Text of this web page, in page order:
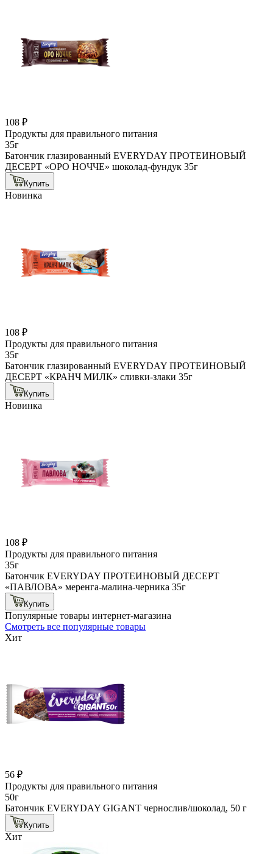
108 ₽
Продукты для правильного питания
35г
Батончик глазированный EVERYDAY ПРОТЕИНОВЫЙ
ДЕСЕРТ «ОРО НОЧЧЕ» шоколад-фундук 35г
Купить
Новинка
108 ₽
Продукты для правильного питания
35г
Батончик глазированный EVERYDAY ПРОТЕИНОВЫЙ
ДЕСЕРТ «КРАНЧ МИЛК» сливки-злаки 35г
Купить
Новинка
108 ₽
Продукты для правильного питания
35г
Батончик EVERYDAY ПРОТЕИНОВЫЙ ДЕСЕРТ
«ПАВЛОВА» меренга-малина-черника 35г
Купить
Популярные товары интернет-магазина
Смотреть все популярные товары
Хит
56 ₽
Продукты для правильного питания
50г
Батончик EVERYDAY GIGANT чернослив/шоколад, 50 г
Купить
Хит